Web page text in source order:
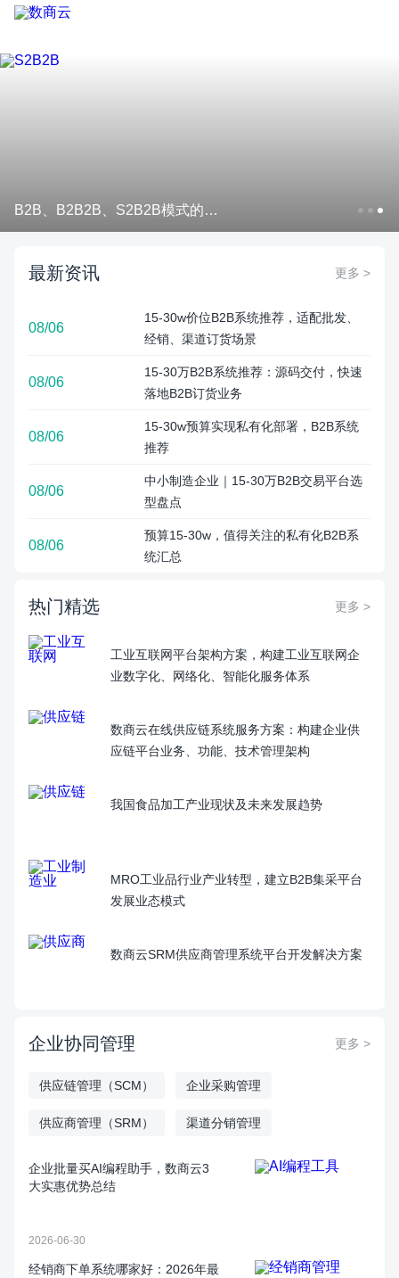
B2B、B2B2B、S2B2B模式的商
最新资讯 更多 >
08/06
15‑30w价位B2B系统推荐，适配批发、
经销、渠道订货场景
08/06
15‑30万B2B系统推荐：源码交付，快速
落地B2B订货业务
08/06
15‑30w预算实现私有化部署，B2B系统
推荐
08/06
中小制造企业｜15‑30万B2B交易平台选
型盘点
08/06
预算15‑30w，值得关注的私有化B2B系
统汇总
热门精选 更多 >
工业互联网平台架构方案，构建工业互联网企
业数字化、网络化、智能化服务体系
数商云在线供应链系统服务方案：构建企业供
应链平台业务、功能、技术管理架构
我国食品加工产业现状及未来发展趋势
MRO工业品行业产业转型，建立B2B集采平台
发展业态模式
数商云SRM供应商管理系统平台开发解决方案
企业协同管理 更多 >
供应链管理（SCM） 企业采购管理
供应商管理（SRM） 渠道分销管理
企业批量买AI编程助手，数商云3
大实惠优势总结
2026-06-30
经销商下单系统哪家好：2026年最